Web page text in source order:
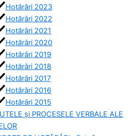
Hotărâri 2023
Hotărâri 2022
Hotărâri 2021
Hotărâri 2020
Hotărâri 2019
Hotărâri 2018
Hotărâri 2017
Hotărâri 2016
Hotărâri 2015
și PROCESELE VERBALE ALE